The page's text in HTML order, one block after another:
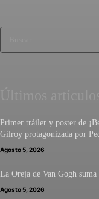
Primer tráiler y poster de
Gilroy protagonizada por
Agosto 5, 2026
La Oreja de Van Gogh
Agosto 5, 2026